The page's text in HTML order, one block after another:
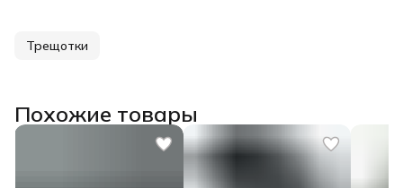
Трещотки
Похожие товары